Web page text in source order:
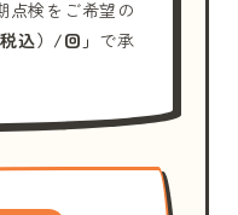
点検をご希望の
込）/回」 で承